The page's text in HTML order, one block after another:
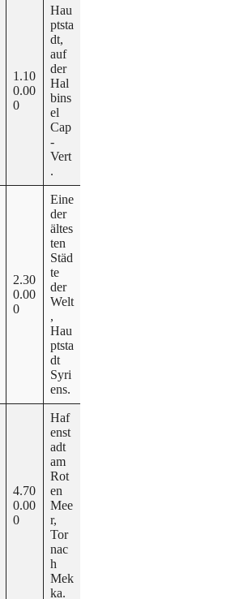
1.10
0.00
0
Hau
ptsta
dt,
auf
der
Hal
bins
el
Cap
-
Vert
.
2.30
0.00
0
Eine
der
ältes
ten
Städ
te
der
Welt
,
Hau
ptsta
dt
Syri
ens.
4.70
0.00
0
Haf
enst
adt
am
Rot
en
Mee
r,
Tor
nac
h
Mek
ka.